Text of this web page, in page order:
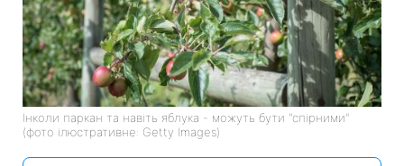
Інколи паркан та навіть яблука - можуть бути "спірними"
(фото ілюстративне: Getty Images)